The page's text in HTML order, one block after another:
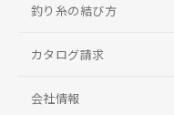
釣り糸の結び方
カタログ請求
会社情報